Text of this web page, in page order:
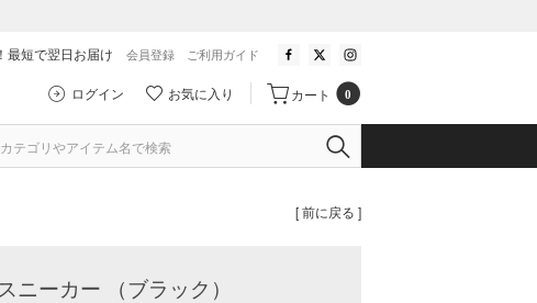
最短で翌日お届け 会員登録 ご利用ガイド
ログイン お気に入り カート 0
[ 前に戻る ]
ニーカー （ブラック）